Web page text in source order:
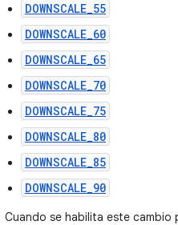
DOWNSCALE_55
DOWNSCALE_60
DOWNSCALE_65
DOWNSCALE_70
DOWNSCALE_75
DOWNSCALE_80
DOWNSCALE_85
DOWNSCALE_90
Cuando se habilita este